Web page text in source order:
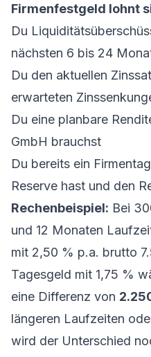
Firmenfestgeld lohnt
Du
nächsten 6 bis 24
Du den aktuellen
erwarteten
Du eine planbare
GmbH brauchst
Du bereits ein
Reserve hast und den
Rechenbeispiel: Bei
und 12 Monaten
mit 2,50 % p.a. brutto
Tagesgeld mit 1,75 %
eine Differenz von
längeren Laufzeiten
wird der Unterschied